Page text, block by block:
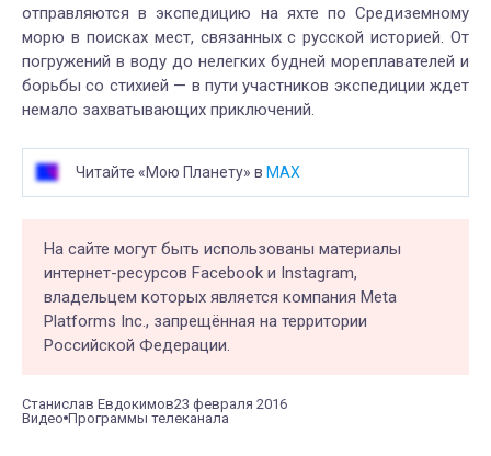
отправляются в экспедицию на яхте по Средиземному
морю в поисках мест, связанных с русской историей. От
погружений в воду до нелегких будней мореплавателей и
борьбы со стихией — в пути участников экспедиции ждет
немало захватывающих приключений.
Читайте «Мою Планету» в MAX
На сайте могут быть использованы материалы
интернет-ресурсов Facebook и Instagram,
владельцем которых является компания Meta
Platforms Inc., запрещённая на территории
Российской Федерации.
Станислав Евдокимов23 февраля 2016
Видео Программы телеканала